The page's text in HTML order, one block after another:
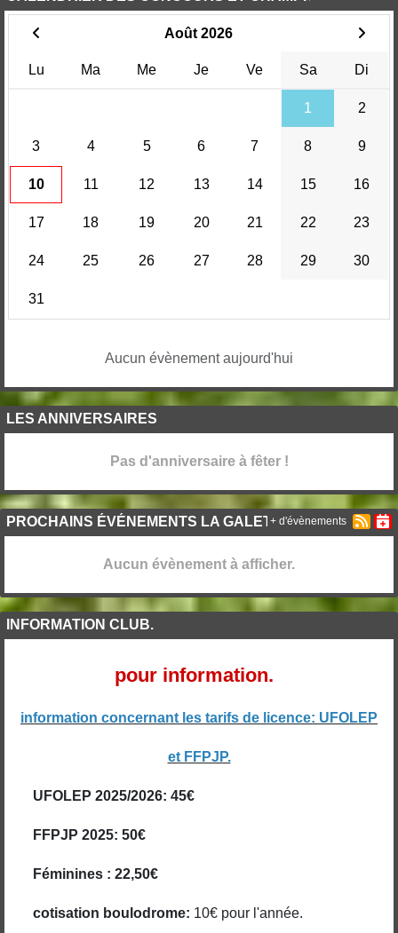
Août 2026
Lu Ma Me Je Ve Sa Di
1 2
3 4 5 6 7 8 9
10 11 12 13 14 15 16
17 18 19 20 21 22 23
24 25 26 27 28 29 30
31
Aucun évènement aujourd'hui
LES ANNIVERSAIRES
Pas d'anniversaire à fêter !
PROCHAINS ÉVÉNEMENTS LA GALETTE.
Aucun évènement à afficher.
+ d'évènements
INFORMATION CLUB.
pour information.
information concernant les tarifs de licence: UFOLEP
et FFPJP.
UFOLEP 2025/2026: 45€
FFPJP 2025: 50€
Féminines : 22,50€
cotisation boulodrome: 10€ pour l'année.